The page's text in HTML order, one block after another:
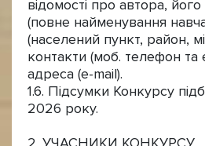
відомості про автора,
(повне найменування
(населений пункт, район,
контакти (моб. телефон та
адреса (e-mail).
1.6. Підсумки Конкурсу
2026 року.